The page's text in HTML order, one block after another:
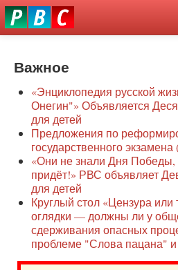
Перейти
к
О нас
Защита семей
Образование
Наше сопротивление
Регионы
Видео
Важное
«Энциклопедия русской
Онегин"» Объявляется
для детей
Предложения по
государственного
«Они не знали Дня
придёт!» РВС объявляет
для детей
Круглый стол «Цензура или
оглядки — должны ли у
сдерживания опасных
проблеме "Слова пацана" и